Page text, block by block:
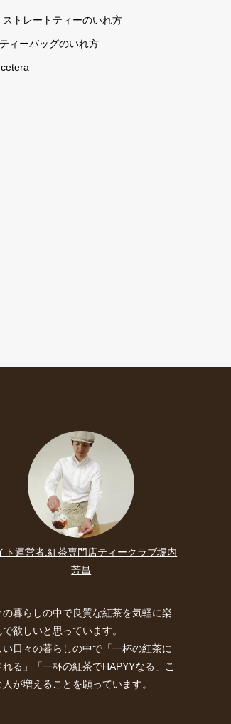
ストレートティーのいれ方
ティーバッグのいれ方
ト運営者:紅茶専門店ティークラブ堀内
芳昌
の暮らしの中で良質な紅茶を気軽に楽
で欲しいと思っています。
い日々の暮らしの中で「一杯の紅茶に
れる」「一杯の紅茶でHAPYYなる」こ
人が増えることを願っています。